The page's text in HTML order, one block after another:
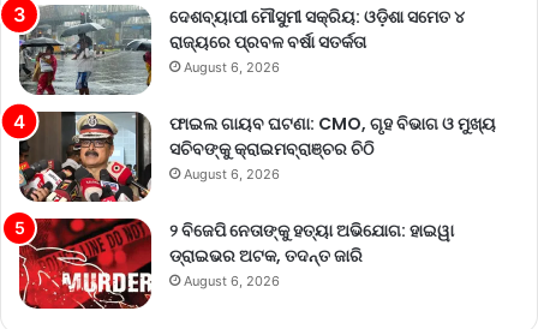
ଦେଶବ୍ୟାପୀ ମୌସୁମୀ ସକ୍ରିୟ: ଓଡ଼ିଶା ସମେତ ୪
ରାଜ୍ୟରେ ପ୍ରବଳ ବର୍ଷା ସତର୍କତା
August 6, 2026
ଫାଇଲ ଗାୟବ ଘଟଣା: CMO, ଗୃହ ବିଭାଗ ଓ ମୁଖ୍ୟ
ସଚିବଙ୍କୁ କ୍ରାଇମବ୍ରାଞ୍ଚର ଚିଠି
August 6, 2026
୨ ବିଜେପି ନେତାଙ୍କୁ ହତ୍ୟା ଅଭିଯୋଗ: ହାଇୱା
ଡ୍ରାଇଭର ଅଟକ, ତଦନ୍ତ ଜାରି
August 6, 2026